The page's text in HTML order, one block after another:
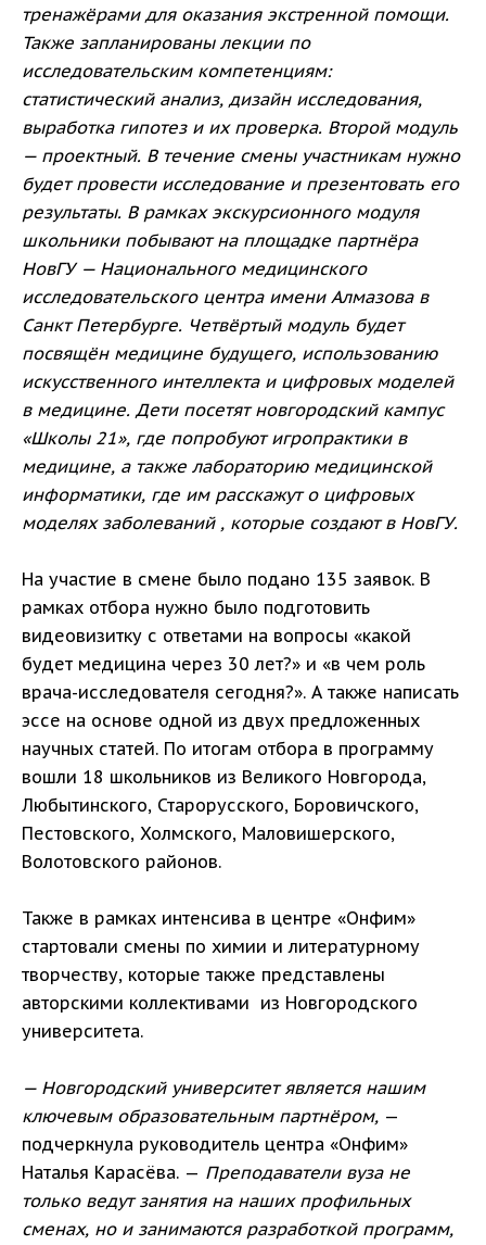
тренажёрами для оказания экстренной помощи.
Также запланированы лекции по
исследовательским компетенциям:
статистический анализ, дизайн исследования,
выработка гипотез и их проверка. Второй модуль
— проектный. В течение смены участникам нужно
будет провести исследование и презентовать его
результаты. В рамках экскурсионного модуля
школьники побывают на площадке партнёра
НовГУ — Национального медицинского
исследовательского центра имени Алмазова в
Санкт Петербурге. Четвёртый модуль будет
посвящён медицине будущего, использованию
искусственного интеллекта и цифровых моделей
в медицине. Дети посетят новгородский кампус
«Школы 21», где попробуют игропрактики в
медицине, а также лабораторию медицинской
информатики, где им расскажут о цифровых
моделях заболеваний , которые создают в НовГУ.
На участие в смене было подано 135 заявок. В
рамках отбора нужно было подготовить
видеовизитку с ответами на вопросы «какой
будет медицина через 30 лет?» и «в чем роль
врача-исследователя сегодня?». А также написать
эссе на основе одной из двух предложенных
научных статей. По итогам отбора в программу
вошли 18 школьников из Великого Новгорода,
Любытинского, Старорусского, Боровичского,
Пестовского, Холмского, Маловишерского,
Волотовского районов.
Также в рамках интенсива в центре «Онфим»
стартовали смены по химии и литературному
творчеству, которые также представлены
авторскими коллективами из Новгородского
университета.
— Новгородский университет является нашим
ключевым образовательным партнёром, —
подчеркнула руководитель центра «Онфим»
Наталья Карасёва. — Преподаватели вуза не
только ведут занятия на наших профильных
сменах, но и занимаются разработкой программ,